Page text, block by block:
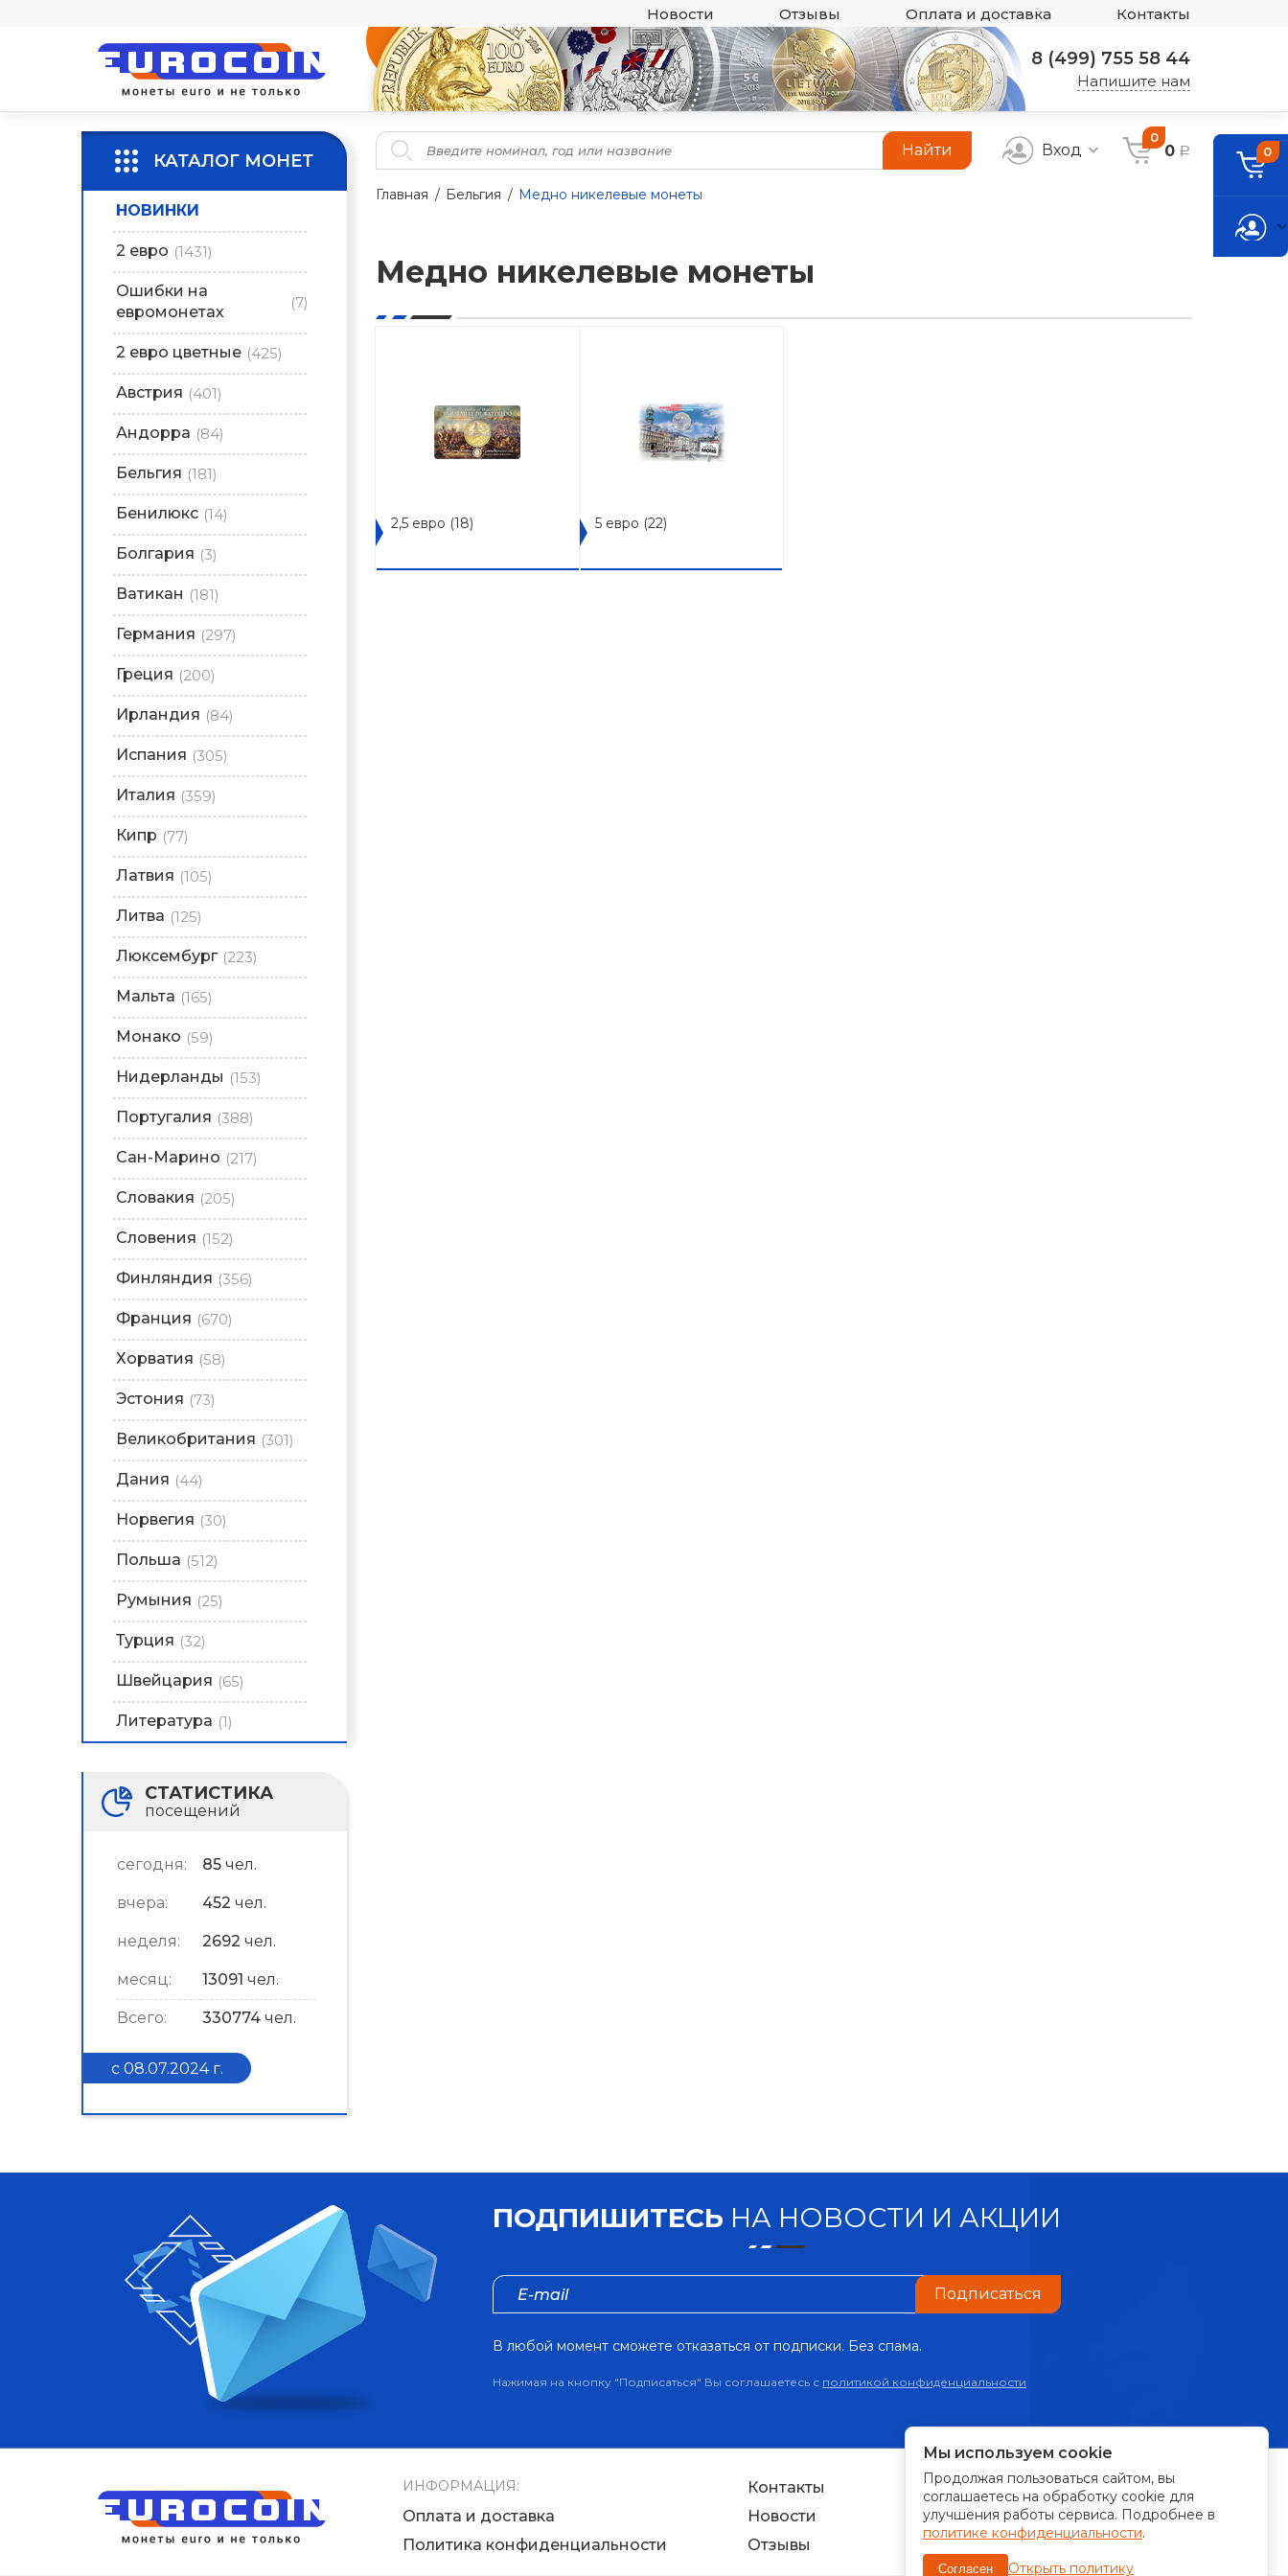
Новости Отзывы Оплата и доставка Контакты
8 (499) 755 58 44
Напишите нам
КАТАЛОГ МОНЕТ
НОВИНКИ
2 евро (1431)
Ошибки на
евромонетах
(7)
2 евро цветные (425)
Австрия (401)
Андорра (84)
Бельгия (181)
Бенилюкс (14)
Болгария (3)
Ватикан (181)
Германия (297)
Греция (200)
Ирландия (84)
Испания (305)
Италия (359)
Кипр (77)
Латвия (105)
Литва (125)
Люксембург (223)
Мальта (165)
Монако (59)
Нидерланды (153)
Португалия (388)
Сан-Марино (217)
Словакия (205)
Словения (152)
Финляндия (356)
Франция (670)
Хорватия (58)
Эстония (73)
Великобритания (301)
Дания (44)
Норвегия (30)
Польша (512)
Румыния (25)
Турция (32)
Швейцария (65)
Литература (1)
СТАТИСТИКА
посещений
сегодня: 85 чел.
вчера: 452 чел.
неделя: 2692 чел.
месяц: 13091 чел.
Всего: 330774 чел.
с 08.07.2024 г.
Найти Вход
0
0 a
Главная Бельгия Медно никелевые монеты
Медно никелевые монеты
2,5 евро (18) 5 евро (22)
ПОДПИШИТЕСЬ НА НОВОСТИ И АКЦИИ
Подписаться
В любой момент сможете отказаться от подписки. Без спама.
Нажимая на кнопку "Подписаться" Вы соглашаетесь с политикой конфиденциальности
ИНФОРМАЦИЯ:
Контакты
Оплата и доставка
Новости
Политика конфиденциальности
Отзывы
ПРИНИМАЕМ К ОПЛАТЕ:
0
Мы используем cookie
Продолжая пользоваться сайтом, вы
соглашаетесь на обработку cookie для
улучшения работы сервиса. Подробнее в
политике конфиденциальности.
Согласен Открыть политику